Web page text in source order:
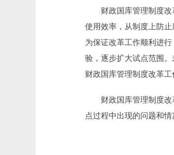
财政国库管理制度改革
使用效率，从制度上防
为保证改革工作顺利进
验，逐步扩大试点范围
财政国库管理制度改革工
财政国库管理制度改革
点过程中出现的问题和